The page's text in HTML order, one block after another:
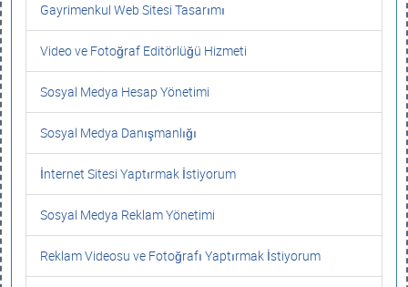
Gayrimenkul Web Sitesi Tasarımı
Video ve Fotoğraf Editörlüğü Hizmeti
Sosyal Medya Hesap Yönetimi
Sosyal Medya Danışmanlığı
İnternet Sitesi Yaptırmak İstiyorum
Sosyal Medya Reklam Yönetimi
Reklam Videosu ve Fotoğrafı Yaptırmak İstiyorum